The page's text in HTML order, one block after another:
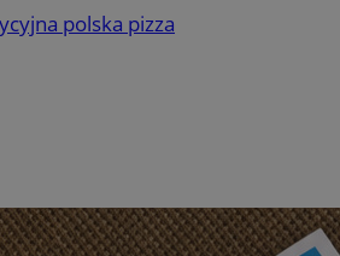
polska pizza